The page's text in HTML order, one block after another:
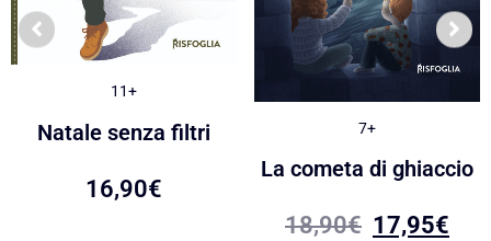
11+
Natale senza filtri
16,90€
7+
La cometa di ghiaccio
18,90€ 17,95€